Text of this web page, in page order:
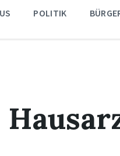
POLITIK